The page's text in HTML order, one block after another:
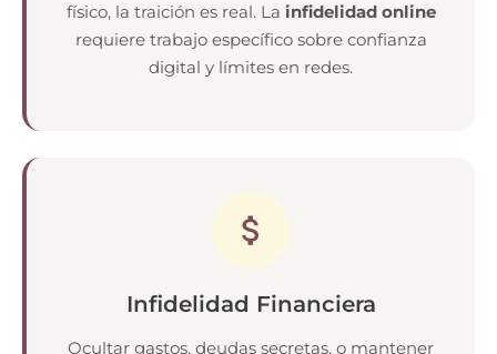
físico, la traición es real. La infidelidad online
requiere trabajo específico sobre confianza
digital y límites en redes.
Infidelidad Financiera
Ocultar gastos, deudas secretas, o mantener